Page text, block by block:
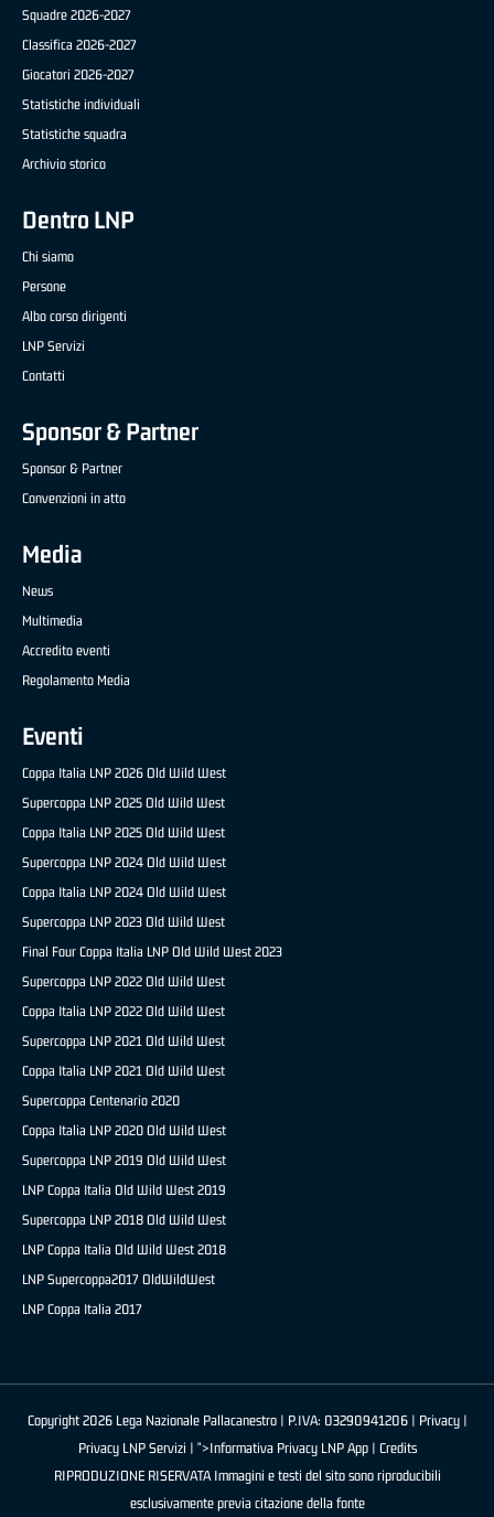
Squadre 2026-2027
Classifica 2026-2027
Giocatori 2026-2027
Statistiche individuali
Statistiche squadra
Archivio storico
Dentro LNP
Chi siamo
Persone
Albo corso dirigenti
LNP Servizi
Contatti
Sponsor & Partner
Sponsor & Partner
Convenzioni in atto
Media
News
Multimedia
Accredito eventi
Regolamento Media
Eventi
Coppa Italia LNP 2026 Old Wild West
Supercoppa LNP 2025 Old Wild West
Coppa Italia LNP 2025 Old Wild West
Supercoppa LNP 2024 Old Wild West
Coppa Italia LNP 2024 Old Wild West
Supercoppa LNP 2023 Old Wild West
Final Four Coppa Italia LNP Old Wild West 2023
Supercoppa LNP 2022 Old Wild West
Coppa Italia LNP 2022 Old Wild West
Supercoppa LNP 2021 Old Wild West
Coppa Italia LNP 2021 Old Wild West
Supercoppa Centenario 2020
Coppa Italia LNP 2020 Old Wild West
Supercoppa LNP 2019 Old Wild West
LNP Coppa Italia Old Wild West 2019
Supercoppa LNP 2018 Old Wild West
LNP Coppa Italia Old Wild West 2018
LNP Supercoppa2017 OldWildWest
LNP Coppa Italia 2017
Copyright 2026 Lega Nazionale Pallacanestro | P.IVA: 03290941206 | Privacy|
Privacy LNP Servizi | ">Informativa Privacy LNP App | Credits
RIPRODUZIONE RISERVATA Immagini e testi del sito sono riproducibili
esclusivamente previa citazione della fonte